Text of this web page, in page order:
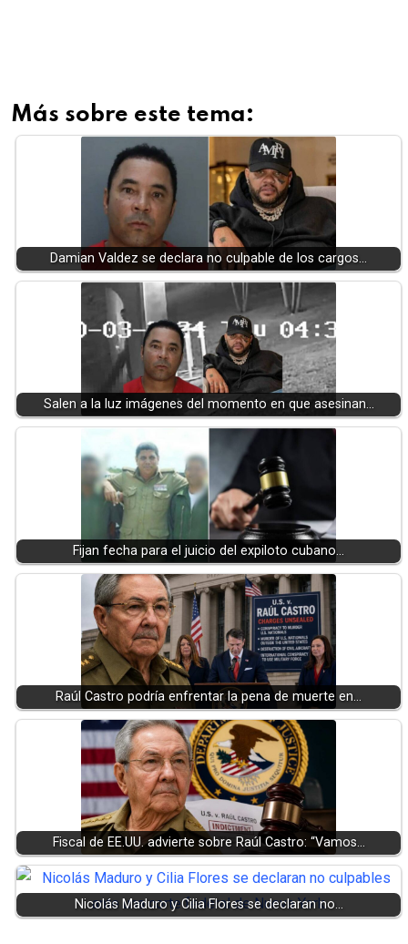
Más sobre este tema:
Damian Valdez se declara no culpable de los cargos…
Salen a la luz imágenes del momento en que asesinan…
Fijan fecha para el juicio del expiloto cubano…
Raúl Castro podría enfrentar la pena de muerte en…
Fiscal de EE.UU. advierte sobre Raúl Castro: “Vamos…
Nicolás Maduro y Cilia Flores se declaran no…